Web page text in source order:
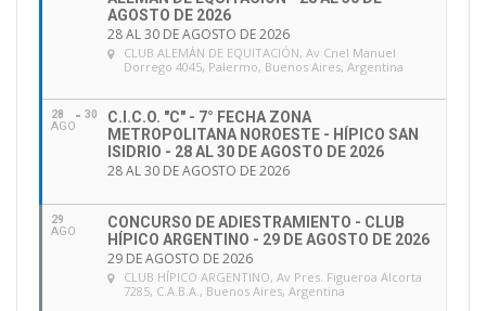
AGOSTO DE 2026
28 AL 30 DE AGOSTO DE 2026
CLUB ALEMÁN DE EQUITACIÓN, Av Cnel Manuel
Dorrego 4045, Palermo, Buenos Aires, Argentina
28
AGO
30
C.I.C.O. "C" - 7° FECHA ZONA
METROPOLITANA NOROESTE - HÍPICO SAN
ISIDRIO - 28 AL 30 DE AGOSTO DE 2026
28 AL 30 DE AGOSTO DE 2026
29
AGO
CONCURSO DE ADIESTRAMIENTO - CLUB
HÍPICO ARGENTINO - 29 DE AGOSTO DE 2026
29 DE AGOSTO DE 2026
CLUB HÍPICO ARGENTINO, Av Pres. Figueroa Alcorta
7285, C.A.B.A., Buenos Aires, Argentina